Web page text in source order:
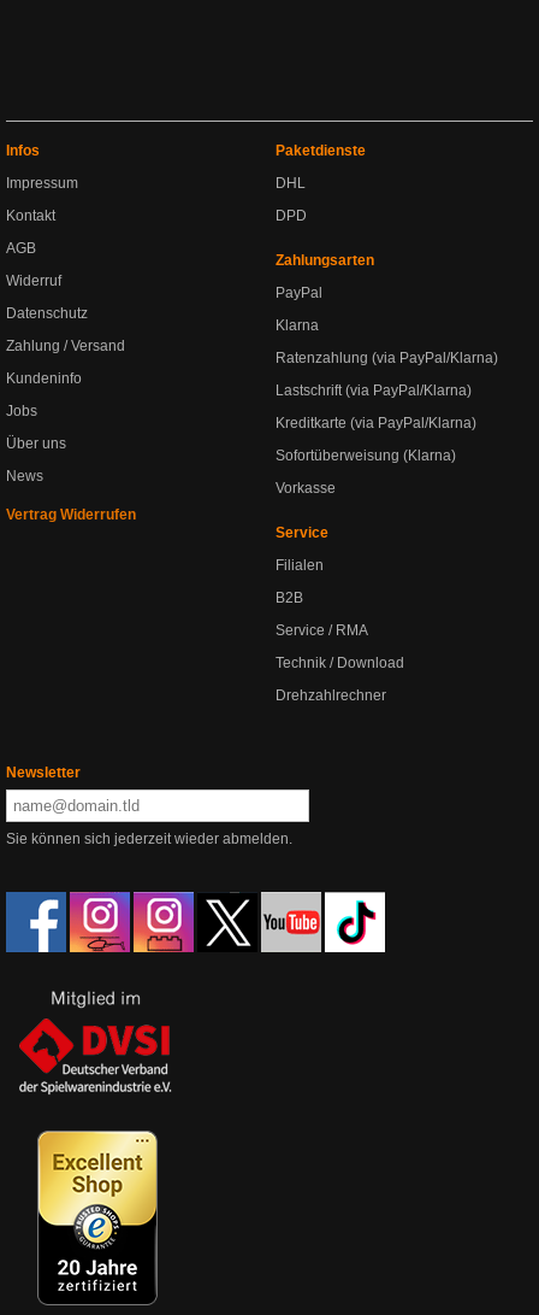
Infos
Impressum
Kontakt
AGB
Widerruf
Datenschutz
Zahlung / Versand
Kundeninfo
Jobs
Über uns
News
Vertrag Widerrufen
Paketdienste
DHL
DPD
Zahlungsarten
PayPal
Klarna
Ratenzahlung (via PayPal/Klarna)
Lastschrift (via PayPal/Klarna)
Kreditkarte (via PayPal/Klarna)
Sofortüberweisung (Klarna)
Vorkasse
Service
Filialen
B2B
Service / RMA
Technik / Download
Drehzahlrechner
Newsletter
Sie können sich jederzeit wieder abmelden.